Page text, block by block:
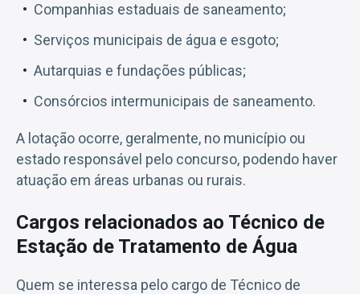
Companhias estaduais de saneamento;
Serviços municipais de água e esgoto;
Autarquias e fundações públicas;
Consórcios intermunicipais de saneamento.
A lotação ocorre, geralmente, no município ou
estado responsável pelo concurso, podendo haver
atuação em áreas urbanas ou rurais.
Cargos relacionados ao Técnico de
Estação de Tratamento de Água
Quem se interessa pelo cargo de Técnico de